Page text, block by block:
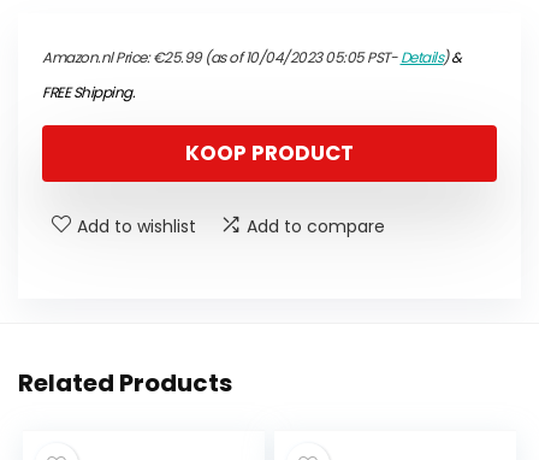
Amazon.nl Price:€25.99(as of 10/04/2023 05:05 PST-Details)&
FREE Shipping.
KOOP PRODUCT
Add to wishlist Add to compare
Related Products